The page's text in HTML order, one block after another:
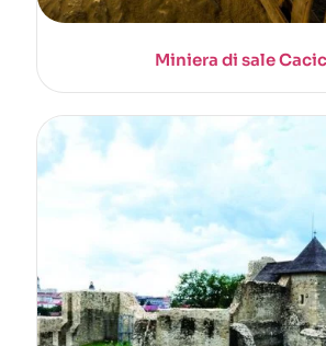
Miniera di sale